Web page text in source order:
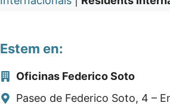
Estem en:
Oficinas Federico Soto
Paseo de Federico Soto, 4 –